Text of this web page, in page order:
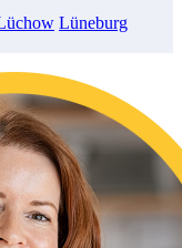
Lüneburg